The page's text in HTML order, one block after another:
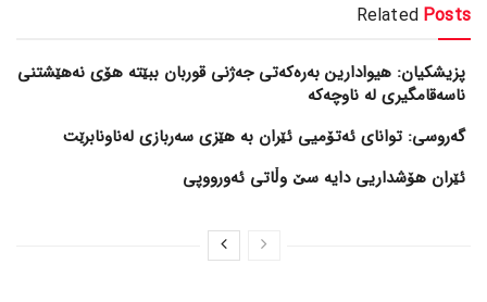
Related Posts
پزیشکیان: هیوادارین بەرەکەتی جەژنی قوربان ببێتە هۆی نەهێشتنی
ناسەقامگیری لە ناوچەکە
گەروسی: توانای ئەتۆمیی ئێران بە هێزی سەربازی لەناونابرێت
ئێران هۆشداریی دایە سێ وڵاتی ئەورووپی